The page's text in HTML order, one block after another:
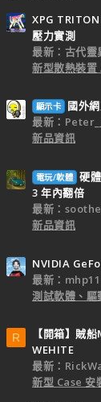
XPG
壓力實測
最新：古代靈
新型散熱裝置
顯示卡
國外
最新：
新品資訊
電玩/軟體 硬
3 年內翻倍
最新：
新品資訊
NVIDIA
最新：
測試軟體、驅
R
【開箱】賊
WEHITE
最新：
新型 Case 安